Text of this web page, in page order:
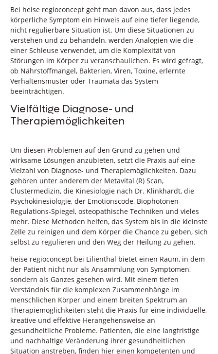
Bei heise regioconcept geht man davon aus, dass jedes
körperliche Symptom ein Hinweis auf eine tiefer liegende,
nicht regulierbare Situation ist. Um diese Situationen zu
verstehen und zu behandeln, werden Analogien wie die
einer Schleuse verwendet, um die Komplexität von
Störungen im Körper zu veranschaulichen. Es wird gefragt,
ob Nährstoffmangel, Bakterien, Viren, Toxine, erlernte
Verhaltensmuster oder Traumata das System
beeinträchtigen.
Vielfältige Diagnose- und
Therapiemöglichkeiten
Um diesen Problemen auf den Grund zu gehen und
wirksame Lösungen anzubieten, setzt die Praxis auf eine
Vielzahl von Diagnose- und Therapiemöglichkeiten. Dazu
gehören unter anderem der Metavital (R) Scan,
Clustermedizin, die Kinesiologie nach Dr. Klinkhardt, die
Psychokinesiologie, der Emotionscode, Biophotonen-
Regulations-Spiegel, osteopathische Techniken und vieles
mehr. Diese Methoden helfen, das System bis in die kleinste
Zelle zu reinigen und dem Körper die Chance zu geben, sich
selbst zu regulieren und den Weg der Heilung zu gehen.
heise regioconcept bei Lilienthal bietet einen Raum, in dem
der Patient nicht nur als Ansammlung von Symptomen,
sondern als Ganzes gesehen wird. Mit einem tiefen
Verständnis für die komplexen Zusammenhänge im
menschlichen Körper und einem breiten Spektrum an
Therapiemöglichkeiten steht die Praxis für eine individuelle,
kreative und effektive Herangehensweise an
gesundheitliche Probleme. Patienten, die eine langfristige
und nachhaltige Veränderung ihrer gesundheitlichen
Situation anstreben, finden hier einen kompetenten und